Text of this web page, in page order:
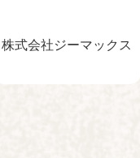
株式会社ジーマックス